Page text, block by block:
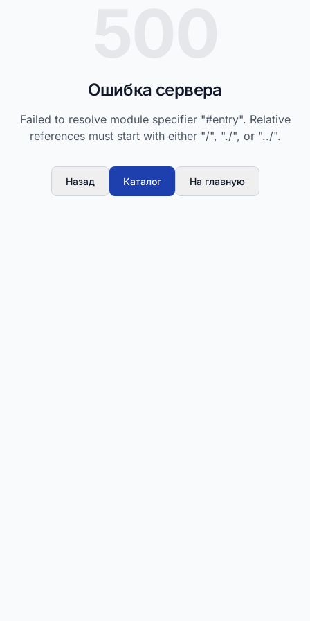
Ошибка сервера
Failed to resolve module specifier "#entry". Relative
references must start with either "/", "./", or "../".
Назад Каталог На главную